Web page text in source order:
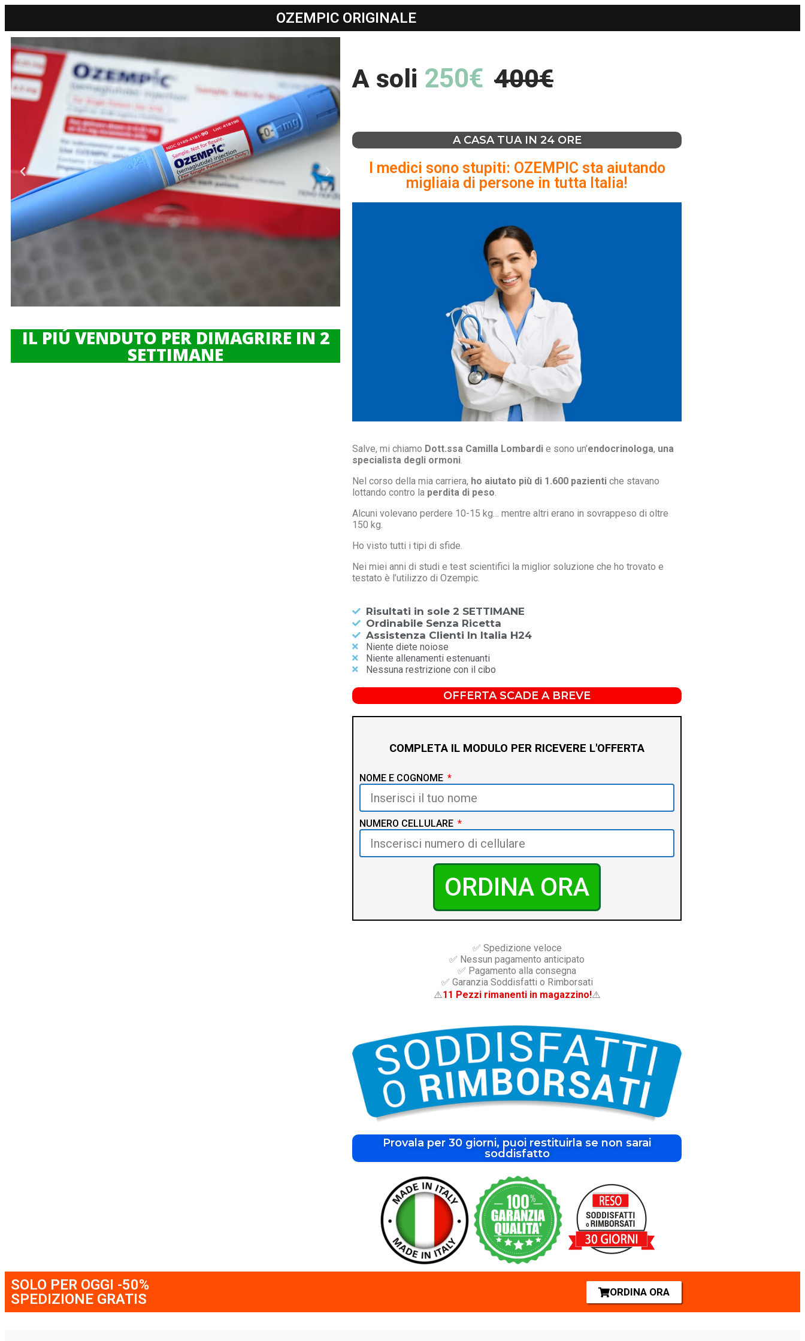
OZEMPIC ORIGINALE
IL PIÚ VENDUTO PER DIMAGRIRE IN 2
SETTIMANE
A soli 250€ 400€
A CASA TUA IN 24 ORE
I medici sono stupiti: OZEMPIC sta aiutando
migliaia di persone in tutta Italia!
Salve, mi chiamo Dott.ssa Camilla Lombardi e sono un’endocrinologa, una
specialista degli ormoni
Nel corso della mia carriera, ho aiutato più di 1.600 pazienti che stavano
lottando contro la perdita di peso
Alcuni volevano perdere 10-15 kg… mentre altri erano in sovrappeso di oltre
150 kg.
Ho visto tutti i tipi di sfide.
Nei miei anni di studi e test scientifici la miglior soluzione che ho trovato e
testato è l’utilizzo di Ozempic.
Risultati in sole 2 SETTIMANE
Ordinabile Senza Ricetta
Assistenza Clienti In Italia H24
Niente diete noiose
Niente allenamenti estenuanti
Nessuna restrizione con il cibo
OFFERTA SCADE A BREVE
COMPLETA IL MODULO PER RICEVERE L'OFFERTA
NOME E COGNOME
NUMERO CELLULARE
ORDINA ORA
✅ Spedizione veloce
✅ Nessun pagamento anticipato
✅ Pagamento alla consegna
✅ Garanzia Soddisfatti o Rimborsati
⚠️11 Pezzi rimanenti in magazzino!⚠️
Provala per 30 giorni, puoi restituirla se non sarai
soddisfatto
SOLO PER OGGI -50%
SPEDIZIONE GRATIS
ORDINA ORA